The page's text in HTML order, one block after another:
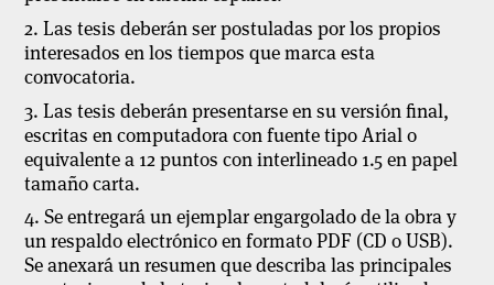
2. Las tesis deberán ser postuladas por los propios
interesados en los tiempos que marca esta
convocatoria.
3. Las tesis deberán presentarse en su versión final,
escritas en computadora con fuente tipo Arial o
equivalente a 12 puntos con interlineado 1.5 en papel
tamaño carta.
4. Se entregará un ejemplar engargolado de la obra y
un respaldo electrónico en formato PDF (CD o USB).
Se anexará un resumen que describa las principales